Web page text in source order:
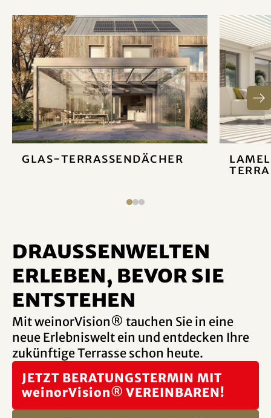
Glas-Terrassendächer
DRAUSSENWELTEN
erleben, bevor sie
entstehen
Mit weinorVision® tauchen Sie in eine
neue Erlebniswelt ein und entdecken Ihre
zukünftige Terrasse schon heute.
JETZT BERATUNGSTERMIN MIT
weinorVision® VEREINBAREN!